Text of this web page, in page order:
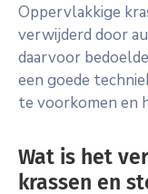
Oppervlakkige
verwijderd door
daarvoor
een goede
te voorkomen en
Wat is het
krassen en